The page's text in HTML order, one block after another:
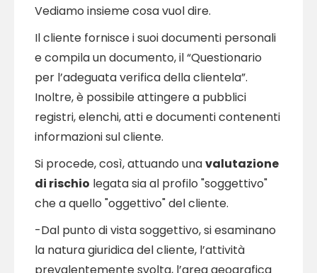
Vediamo insieme cosa vuol dire.
Il cliente fornisce i suoi documenti personali
e compila un documento, il “Questionario
per l’adeguata verifica della clientela”.
Inoltre, è possibile attingere a pubblici
registri, elenchi, atti e documenti contenenti
informazioni sul cliente.
Si procede, così, attuando unavalutazione
di rischio legata sia al profilo "soggettivo"
che a quello "oggettivo" del cliente.
-Dal punto di vista soggettivo, si esaminano
la natura giuridica del cliente, l’attività